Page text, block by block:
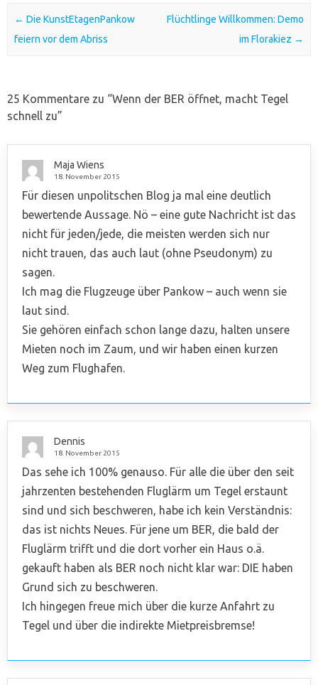
Post navigation
← Die KunstEtagenPankow
feiern vor dem Abriss
Flüchtlinge Willkommen: Demo
im Florakiez →
25 Kommentare zu “Wenn der BER öffnet, macht Tegel
schnell zu”
Maja Wiens
18. November 2015
Für diesen unpolitschen Blog ja mal eine deutlich
bewertende Aussage. Nö – eine gute Nachricht ist das
nicht für jeden/jede, die meisten werden sich nur
nicht trauen, das auch laut (ohne Pseudonym) zu
sagen.
Ich mag die Flugzeuge über Pankow – auch wenn sie
laut sind.
Sie gehören einfach schon lange dazu, halten unsere
Mieten noch im Zaum, und wir haben einen kurzen
Weg zum Flughafen.
Dennis
18. November 2015
Das sehe ich 100% genauso. Für alle die über den seit
jahrzenten bestehenden Fluglärm um Tegel erstaunt
sind und sich beschweren, habe ich kein Verständnis:
das ist nichts Neues. Für jene um BER, die bald der
Fluglärm trifft und die dort vorher ein Haus o.ä.
gekauft haben als BER noch nicht klar war: DIE haben
Grund sich zu beschweren.
Ich hingegen freue mich über die kurze Anfahrt zu
Tegel und über die indirekte Mietpreisbremse!